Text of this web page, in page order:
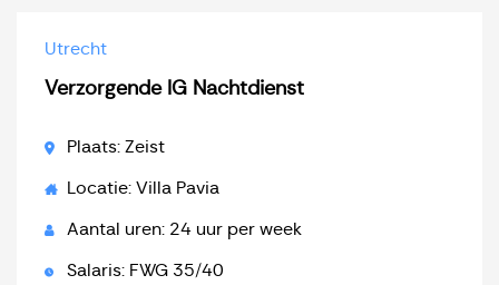
Utrecht
Verzorgende IG Nachtdienst
Plaats: Zeist
Locatie: Villa Pavia
Aantal uren: 24 uur per week
Salaris: FWG 35/40